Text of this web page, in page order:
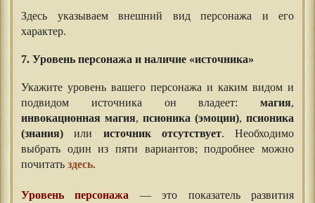
Здесь указываем внешний вид персонажа и его
характер.
7. Уровень персонажа и наличие «источника»
Укажите уровень вашего персонажа и каким видом и
подвидом источника он владеет: магия,
инвокационная магия, псионика (эмоции), псионика
(знания) или источник отсутствует. Необходимо
выбрать один из пяти вариантов; подробнее можно
почитать здесь.
Уровень персонажа — это показатель развития